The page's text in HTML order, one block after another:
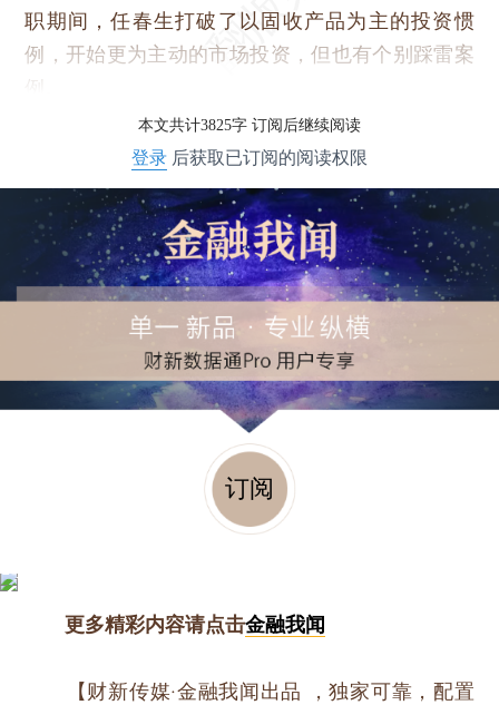
职期间，任春生打破了以固收产品为主的投资惯
例，开始更为主动的市场投资，但也有个别踩雷案
例。
本文共计3825字 订阅后继续阅读
登录 后获取已订阅的阅读权限
订阅
更多精彩内容请点击金融我闻
【财新传媒·金融我闻出品 ，独家可靠，配置